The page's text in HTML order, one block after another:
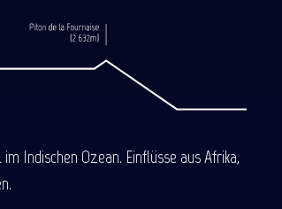
Indischen Ozean. Einflüsse aus Afrika,